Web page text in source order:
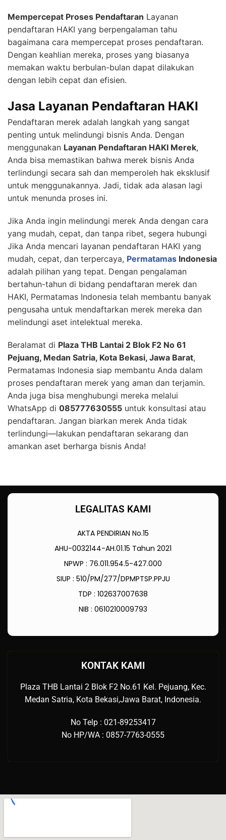
Mempercepat Proses Pendaftaran Layanan
pendaftaran HAKI yang berpengalaman tahu
bagaimana cara mempercepat proses pendaftaran.
Dengan keahlian mereka, proses yang biasanya
memakan waktu berbulan-bulan dapat dilakukan
dengan lebih cepat dan efisien.
Jasa Layanan Pendaftaran HAKI
Pendaftaran merek adalah langkah yang sangat
penting untuk melindungi bisnis Anda. Dengan
menggunakan Layanan Pendaftaran HAKI Merek,
Anda bisa memastikan bahwa merek bisnis Anda
terlindungi secara sah dan memperoleh hak eksklusif
untuk menggunakannya. Jadi, tidak ada alasan lagi
untuk menunda proses ini.
Jika Anda ingin melindungi merek Anda dengan cara
yang mudah, cepat, dan tanpa ribet, segera hubungi
Jika Anda mencari layanan pendaftaran HAKI yang
mudah, cepat, dan terpercaya, Permatamas Indonesia
adalah pilihan yang tepat. Dengan pengalaman
bertahun-tahun di bidang pendaftaran merek dan
HAKI, Permatamas Indonesia telah membantu banyak
pengusaha untuk mendaftarkan merek mereka dan
melindungi aset intelektual mereka.
Beralamat di Plaza THB Lantai 2 Blok F2 No 61
Pejuang, Medan Satria, Kota Bekasi, Jawa Barat,
Permatamas Indonesia siap membantu Anda dalam
proses pendaftaran merek yang aman dan terjamin.
Anda juga bisa menghubungi mereka melalui
WhatsApp di 085777630555 untuk konsultasi atau
pendaftaran. Jangan biarkan merek Anda tidak
terlindungi—lakukan pendaftaran sekarang dan
amankan aset berharga bisnis Anda!
LEGALITAS KAMI
AKTA PENDIRIAN No.15
AHU-0032144-AH.01.15 Tahun 2021
NPWP : 76.011.954.5-427.000
SIUP : 510/PM/277/DPMPTSP.PPJU
TDP : 102637007638
NIB : 0610210009793
KONTAK KAMI
Plaza THB Lantai 2 Blok F2 No.61 Kel. Pejuang, Kec.
Medan Satria, Kota Bekasi,Jawa Barat, Indonesia.
No Telp : 021-89253417
No HP/WA : 0857-7763-0555